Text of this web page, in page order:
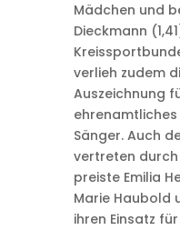
Mädchen und
Dieckmann
verlieh zudem
Auszeichnung
Sänger. Auch
vertreten
preiste Emilia
Marie Haubold
ihren Einsatz